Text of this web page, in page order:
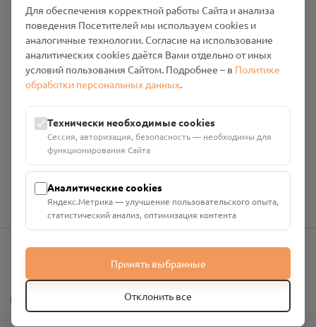
Политика конфиденциальности
Промо-материалы
Настройки cookies
Общество с ограниченной ответственностью «Смоленский
ИНН: 6700029207 ОГРН: 1256700001986
Юридический адрес: 216790, Смоленская область, р-н
Руднянский, г. Рудня, улица Западная, д. 26А, пом. 18
Номер счёта: 40702810901130004287 в АО "АЛЬФА-БАНК"
Кор. счёт: 30101810200000000593
info@pomnim.online
Для обеспечения корректной работы Сайта и анализа
поведения Посетителей мы используем cookies и
аналогичные технологии. Согласие на использование
аналитических cookies даётся Вами отдельно от иных
условий пользования Сайтом. Подробнее – в Политике
обработки персональных данных.
Технически необходимые cookies
Сессия, авторизация, безопасность — необходимы для
функционирования Сайта
Аналитические cookies
Яндекс.Метрика — улучшение пользовательского опыта,
статистический анализ, оптимизация контента
Принять выбранные
Отклонить все